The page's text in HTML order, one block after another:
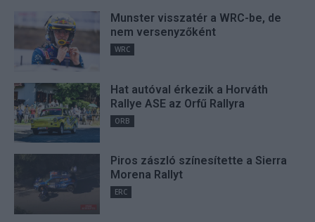
Munster visszatér a WRC-be, de
nem versenyzőként
WRC
Hat autóval érkezik a Horváth
Rallye ASE az Orfű Rallyra
ORB
Piros zászló színesítette a Sierra
Morena Rallyt
ERC